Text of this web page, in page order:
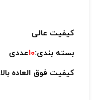
کیفیت عالی
بسته بندی:10عددی
کیفیت فوق العاده بالا